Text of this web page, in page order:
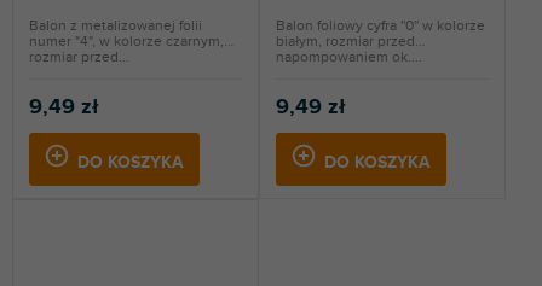
9,49 zł
DO KOSZYKA
Balon z metalizowanej folii
numer "4", w kolorze czarnym,
rozmiar przed...
9,49 zł
DO KOSZYKA
Balon foliowy cyfra ''0'' w kolorze
białym, rozmiar przed
napompowaniem ok....